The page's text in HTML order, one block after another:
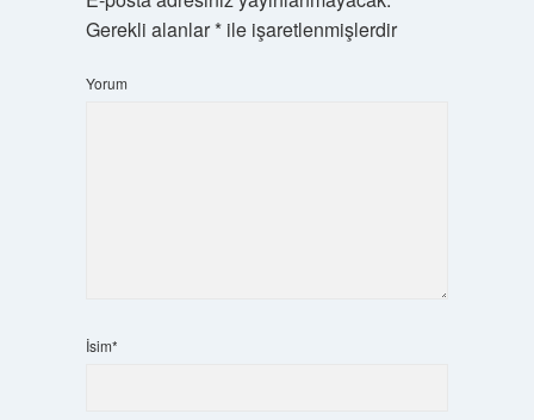
Gerekli alanlar*ile işaretlenmişlerdir
Yorum
İsim*